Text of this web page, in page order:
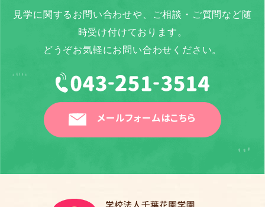
見学に関するお問い合わせや、ご相談・ご質問など随
時受け付けております。
どうぞお気軽にお問い合わせください。
メールフォームはこちら